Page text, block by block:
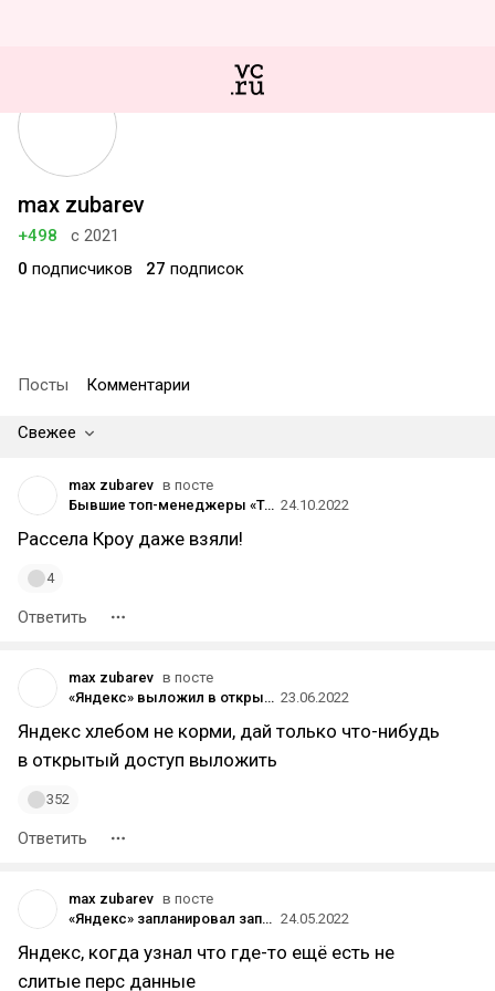
max zubarev
+498
с 2021
0 подписчиков 27 подписок
Посты Комментарии
Свежее
max zubarev в посте
Бывшие топ-менеджеры «Тинькофф» запустили финтех-стартап на Филиппинах 24.10.2022
Рассела Кроу даже взяли!
4
Ответить
max zubarev в посте
«Яндекс» выложил в открытый доступ нейросеть YaLM 100B для генерации текстов на русском и английском 23.06.2022
Яндекс хлебом не корми, дай только что-нибудь
в открытый доступ выложить
352
Ответить
max zubarev в посте
«Яндекс» запланировал запустить сервис курьерской доставки в Перу и Мексике под брендом Yango Delivery 24.05.2022
Яндекс, когда узнал что где-то ещё есть не
слитые перс данные